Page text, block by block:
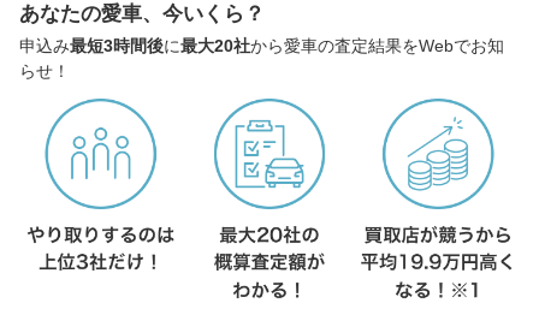
あなたの愛車、今いくら？
申込み最短3時間後に最大20社から愛車の査定結果をWebでお知
らせ！